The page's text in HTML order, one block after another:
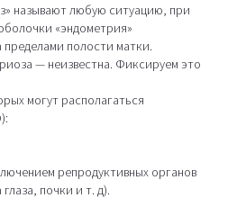
называют любую ситуацию, при
«эндометрия»
пределами полости матки.
— неизвестна. Фиксируем это
могут располагаться
репродуктивных органов
почки и т. д).